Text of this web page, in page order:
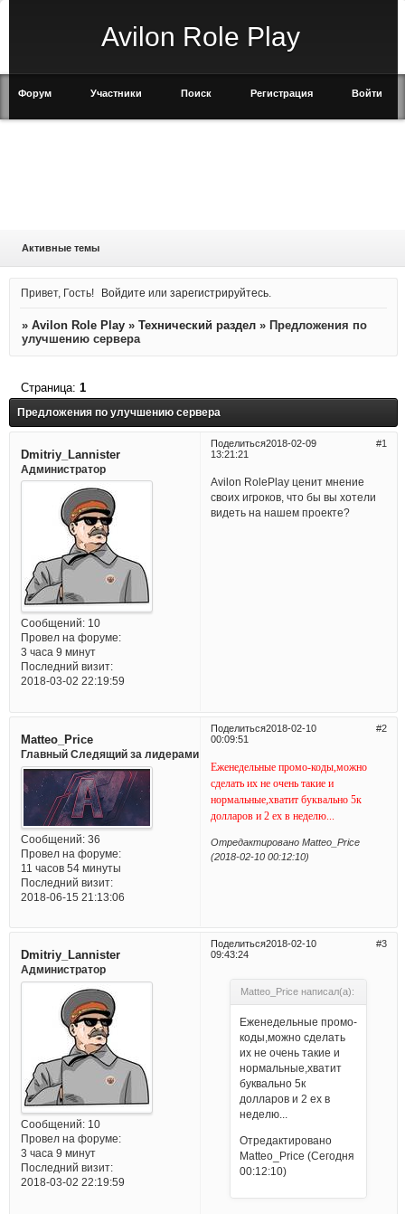
Avilon Role Play
Форум Участники Поиск Регистрация Войти
Активные темы
Привет, Гость! Войдите илизарегистрируйтесь
» Avilon Role Play » Технический раздел » Предложения по
улучшению сервера
Предложения по улучшению сервера
Страница: 1
Поделиться 1
2018-02-09
13:21:21
Dmitriy_Lannister
Администратор
Сообщений:10
Провел на форуме:
3 часа 9 минут
Последний визит:
2018-03-02 22:19:59
Avilon RolePlay ценит мнение
своих игроков, что бы вы хотели
видеть на нашем проекте?
Поделиться 2
2018-02-10
00:09:51
Matteo_Price
Главный Следящий за лидерами
Сообщений:36
Провел на форуме:
11 часов 54 минуты
Последний визит:
2018-06-15 21:13:06
Еженедельные промо-коды,можно
сделать их не очень такие и
нормальные,хватит буквально 5к
долларов и 2 ex в неделю...
Отредактировано Matteo_Price
(2018-02-10 00:12:10)
Поделиться 3
2018-02-10
09:43:24
Dmitriy_Lannister
Администратор
Сообщений:10
Провел на форуме:
3 часа 9 минут
Последний визит:
2018-03-02 22:19:59
Matteo_Price написал(а):
Еженедельные промо-
коды,можно сделать
их не очень такие и
нормальные,хватит
буквально 5к
долларов и 2 ex в
неделю...
Отредактировано
Matteo_Price (Сегодня
00:12:10)